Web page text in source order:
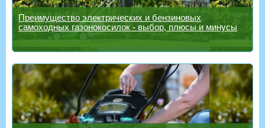
Преимущество электрических и бензиновых
самоходных газонокосилок - выбор, плюсы и минусы